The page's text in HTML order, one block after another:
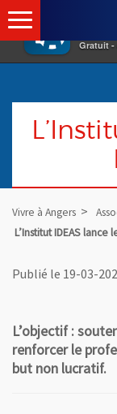
×
Gratuit -
Vivre à Angers
L’Institut IDEAS lance
Publié le 19-03-
L’objectif :
renforcer le
but non lucratif.